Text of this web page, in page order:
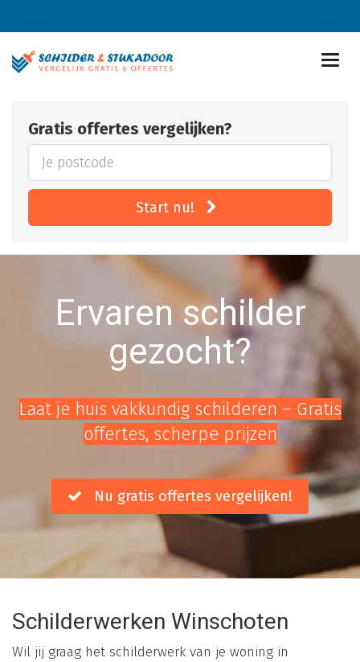
Gratis offertes vergelijken?
Start nu!
Ervaren schilder
gezocht?
Laat je huis vakkundig schilderen – Gratis
offertes, scherpe prijzen
Nu gratis offertes vergelijken!
Schilderwerken Winschoten
Wil jij graag het schilderwerk van je woning in